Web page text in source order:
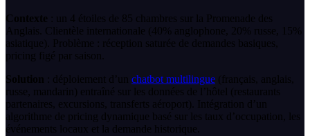
Contexte : un 4 étoiles de 85 chambres sur la Promenade des
Anglais. Clientèle internationale (40% anglophone, 20% russe, 15%
asiatique). Problème : réception saturée de demandes basiques,
pricing figé par saison.
Solution : déploiement d’un chatbot multilingue (français, anglais,
russe, mandarin) entraîné sur les données de l’hôtel (restaurants
partenaires, excursions, transferts aéroport). Intégration d’un
algorithme de pricing dynamique basé sur les taux d’occupation, les
événements locaux et la demande historique.